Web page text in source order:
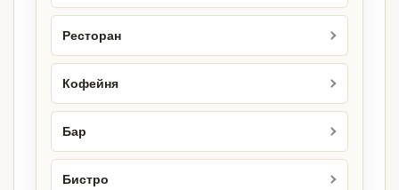
Ресторан
Кофейня
Бар
Бистро